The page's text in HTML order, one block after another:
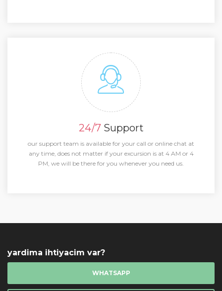
24/7 Support
our support team is available for your call or online chat at
any time, does not matter if your excursion is at 4 AM or 4
PM, we will be there for you whenever you need us.
yardima ihtiyacim var?
WHATSAPP